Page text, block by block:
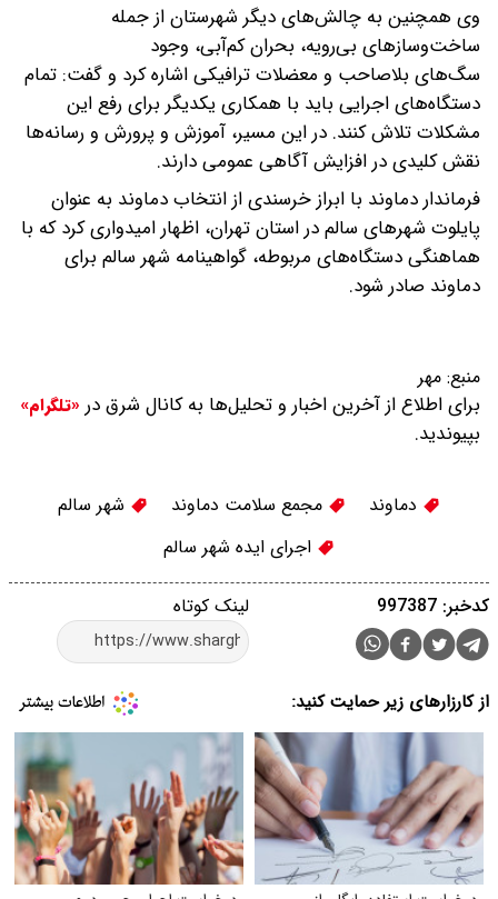
وی همچنین به چالش‌های دیگر شهرستان از جمله
ساخت‌وسازهای بی‌رویه، بحران کم‌آبی، وجود
سگ‌های بلاصاحب و معضلات ترافیکی اشاره کرد و گفت: تمام
دستگاه‌های اجرایی باید با همکاری یکدیگر برای رفع این
مشکلات تلاش کنند. در این مسیر، آموزش و پرورش و رسانه‌ها
نقش کلیدی در افزایش آگاهی عمومی دارند.
فرماندار دماوند با ابراز خرسندی از انتخاب دماوند به عنوان
پایلوت شهرهای سالم در استان تهران، اظهار امیدواری کرد که با
هماهنگی دستگاه‌های مربوطه، گواهینامه شهر سالم برای
دماوند صادر شود.
منبع: مهر
برای اطلاع از آخرین اخبار و تحلیل‌ها به کانال شرق در «تلگرام»
بپیوندید.
دماوند مجمع سلامت دماوند
شهر سالم
اجرای ایده شهر سالم
لینک کوتاه کدخبر: 997387
از کارزارهای زیر حمایت کنید: